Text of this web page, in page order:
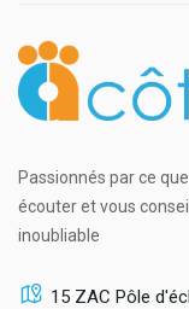
Passionnés par ce
écouter et vous
inoubliable
15 ZAC Pôle